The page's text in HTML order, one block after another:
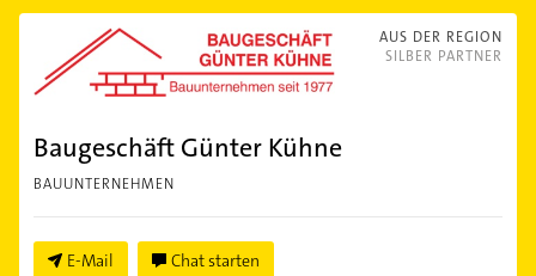
AUS DER REGION
SILBER PARTNER
Baugeschäft Günter Kühne
BAUUNTERNEHMEN
E-Mail Chat starten